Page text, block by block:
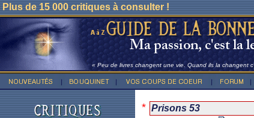
Plus de 15 000 critiques à consulter !
« Peu de livres changent une vie. Quand ils la changent
* Prisons 53